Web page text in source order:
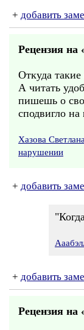
+ добавить
Рецензия на
Откуда
А читать
пишешь о
сподвигло на
Хазова Светлана
нарушении
+ добавить
+ добавить
Рецензия на